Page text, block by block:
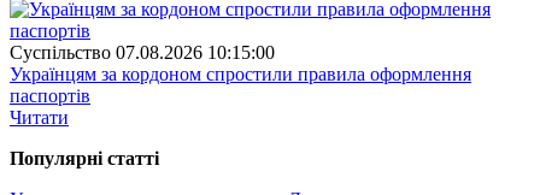
Суспiльство 07.08.2026 10:15:00
Українцям за кордоном спростили правила оформлення
паспортів
Читати
Популярнi статтi